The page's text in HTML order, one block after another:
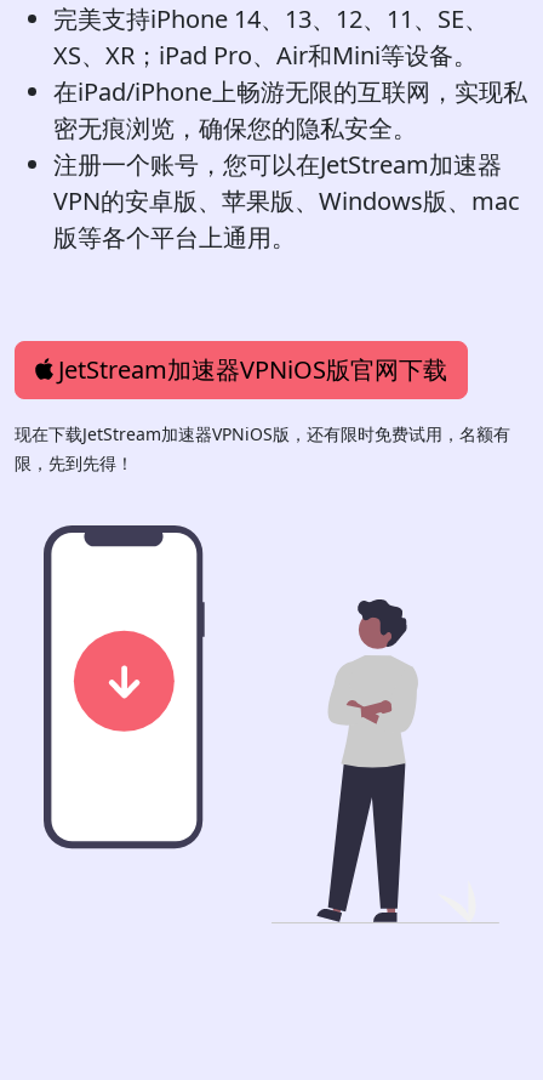
完美支持iPhone 14、13、12、11、SE、
XS、XR；iPad Pro、Air和Mini等设备。
在iPad/iPhone上畅游无限的互联网，实现私
密无痕浏览，确保您的隐私安全。
注册一个账号，您可以在JetStream加速器
VPN的安卓版、苹果版、Windows版、mac
版等各个平台上通用。
JetStream加速器VPNiOS版官网下载
现在下载JetStream加速器VPNiOS版，还有限时免费试用，名额有
限，先到先得！